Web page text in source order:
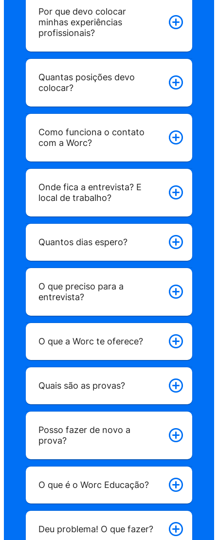
Agora é só deixar o nosso algorítmo
mais relevantes e as vagas ideais.
Por que devo colocar
minhas experiências
profissionais?
Quantas posições devo
colocar?
Como funciona o contato
com a Worc?
Onde fica a entrevista? E
local de trabalho?
Quantos dias espero?
O que preciso para a
entrevista?
O que a Worc te oferece?
Quais são as provas?
Posso fazer de novo a
prova?
O que é o Worc Educação?
Deu problema! O que fazer?